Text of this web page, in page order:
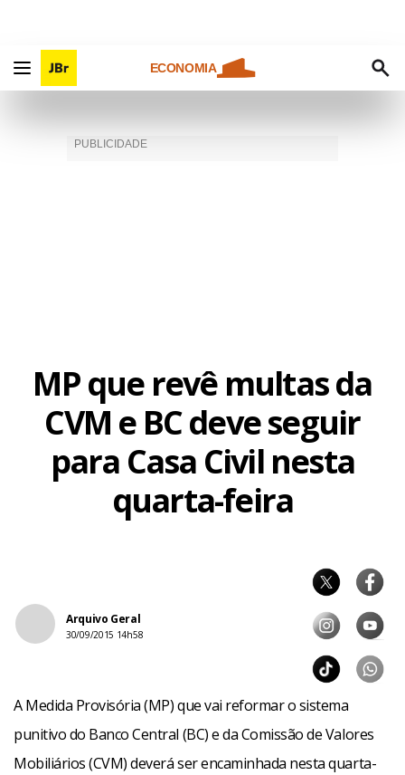
ECONOMIA
MP que revê multas da
CVM e BC deve seguir
para Casa Civil nesta
quarta-feira
Arquivo Geral
30/09/2015 14h58
A Medida Provisória (MP) que vai reformar o sistema
punitivo do Banco Central (BC) e da Comissão de Valores
Mobiliários (CVM) deverá ser encaminhada nesta quarta-